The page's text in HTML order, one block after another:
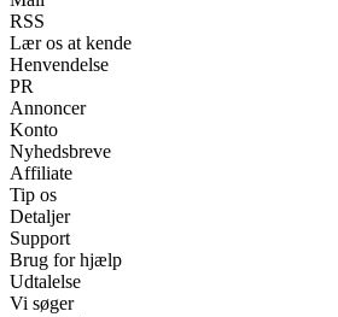
RSS
Lær os at kende
Henvendelse
PR
Annoncer
Konto
Nyhedsbreve
Affiliate
Tip os
Detaljer
Support
Brug for hjælp
Udtalelse
Vi søger